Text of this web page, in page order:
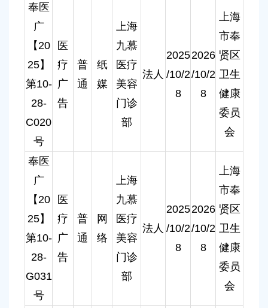
奉医
广
【20
25】
第10-
28-
C020
号
医
疗
广
告
普
通
纸
媒
上海
九慕
医疗
美容
门诊
部
法人
2025
/10/2
8
2026
/10/2
8
上海
市奉
贤区
卫生
健康
委员
会
奉医
广
【20
25】
第10-
28-
G031
号
医
疗
广
告
普
通
网
络
上海
九慕
医疗
美容
门诊
部
法人
2025
/10/2
8
2026
/10/2
8
上海
市奉
贤区
卫生
健康
委员
会